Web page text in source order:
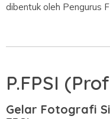
dibentuk oleh Pengurus
P.FPSI
Gelar Fotografi